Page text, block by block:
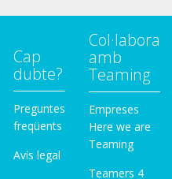
Cap
dubte?
Preguntes
freqüents
Avís legal
Col·labora
amb
Teaming
Empreses
Here we are
Teaming
Teamers 4